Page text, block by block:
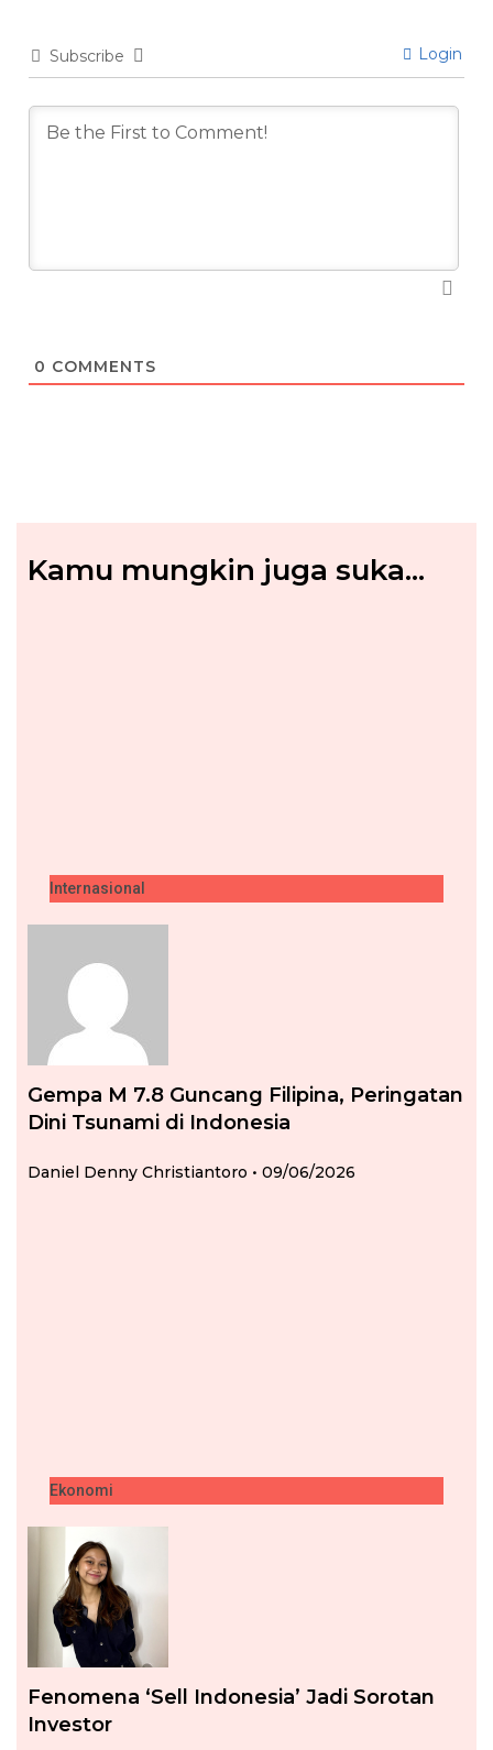
Subscribe Login
0 COMMENTS
Kamu mungkin juga suka...
Internasional
Gempa M 7.8 Guncang Filipina, Peringatan
Dini Tsunami di Indonesia
Daniel Denny Christiantoro 09/06/2026
Ekonomi
Fenomena ‘Sell Indonesia’ Jadi Sorotan
Investor